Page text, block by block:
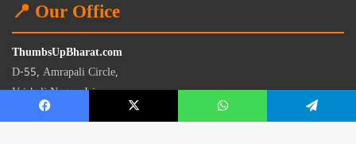
📍 Our Office
ThumbsUpBharat.com
D-55, Amrapali Circle,
Vaishali Nagar, Jaipur
Rajasthan - 302021